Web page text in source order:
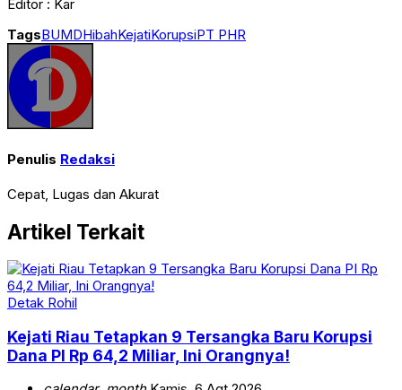
Editor : Kar
TagsBUMDHibahKejatiKorupsiPT PHR
Penulis Redaksi
Cepat, Lugas dan Akurat
Artikel Terkait
Detak Rohil
Kejati Riau Tetapkan 9 Tersangka Baru Korupsi
Dana PI Rp 64,2 Miliar, Ini Orangnya!